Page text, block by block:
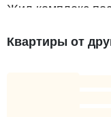
Жил комплекс
Квартиры от